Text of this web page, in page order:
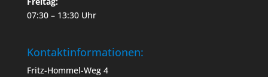
07:30 – 13:30 Uhr
Kontaktinformationen:
Fritz-Hommel-Weg 4